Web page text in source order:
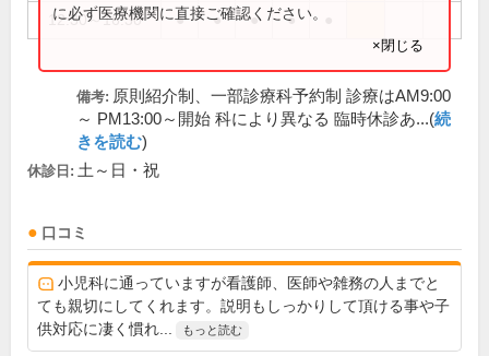
12:30～16:30 ● ● ● ●
に必ず医療機関に直接ご確認ください。
×閉じる
備考: 原則紹介制、一部診療科予約制 診療はAM9:00
～ PM13:00～開始 科により異なる 臨時休診あ...(続
きを読む)
休診日: 土～日・祝
口コミ
小児科に通っていますが看護師、医師や雑務の人までと
ても親切にしてくれます。説明もしっかりして頂ける事や子
供対応に凄く慣れ...
もっと読む